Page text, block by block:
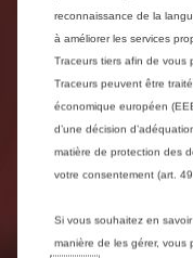
reconnaissance de la
à améliorer les services
Traceurs tiers afin de vous
Traceurs peuvent être
économique européen
d’une décision
matière de protection des
votre consentement (art.
Si vous souhaitez en
manière de les gérer, vous